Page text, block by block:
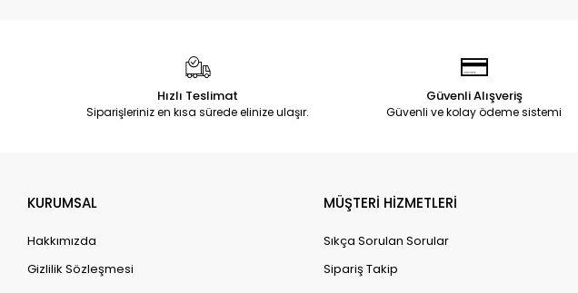
Hızlı Teslimat
Siparişleriniz en kısa sürede elinize ulaşır.
Güvenli Alışveriş
Güvenli ve kolay ödeme sistemi
KURUMSAL
Hakkımızda
Gizlilik Sözleşmesi
MÜŞTERİ HİZMETLERİ
Sıkça Sorulan Sorular
Sipariş Takip